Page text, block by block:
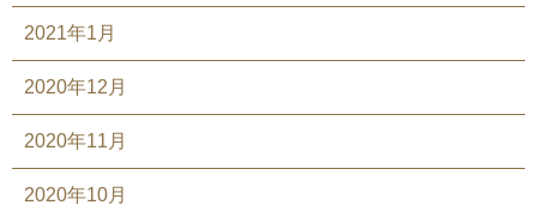
2021年1月
2020年12月
2020年11月
2020年10月